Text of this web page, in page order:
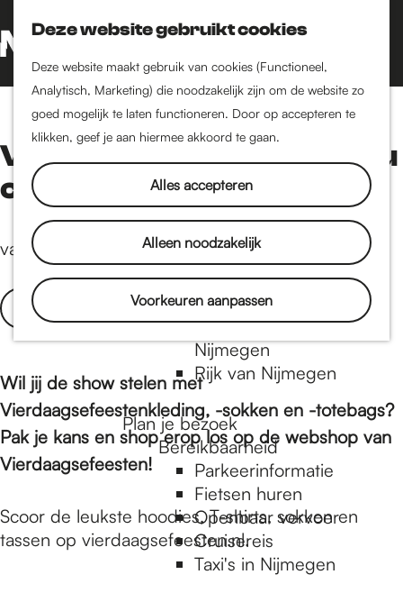
Deze website gebruikt cookies
Deze website maakt gebruik van cookies (Functioneel,
Analytisch, Marketing) die noodzakelijk zijn om de website zo
goed mogelijk te laten functioneren. Door op accepteren te
klikken, geef je aan hiermee akkoord te gaan.
Alles accepteren
Alleen noodzakelijk
Voorkeuren aanpassen
a
a
r
h
m
e
a
g
e
Z
o
e
k
e
n
K
a
a
r
t
M
e
n
Dukenburg
Lindenholt
Historie
De oudste stad van
Nederland
Historische tijdlijn
Romeinse Limes
Vrede van Nijmegen
Penning
Natuur in Nijmegen
Groenkaart van
Nijmegen
Rijk van Nijmegen
Plan je bezoek
Bereikbaarheid
Parkeerinformatie
Fietsen huren
Openbaar vervoer
Cruisereis
Taxi's in Nijmegen
Vierdaagsefeestenprodu
cten
vanaf
Koop nu
Wil jij de show stelen met
Vierdaagsefeestenkleding, -sokken en -totebags?
Pak je kans en shop erop los op de webshop van
Vierdaagsefeesten!
Scoor de leukste hoodies, T-shirts, sokken en
tassen op vierdaagsefeesten.nl.